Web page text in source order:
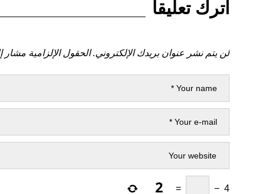
اترك تعليقاً
لن يتم نشر عنوان بريدك الإلكتروني. الحقول الإلزامية مشار
4
−
=